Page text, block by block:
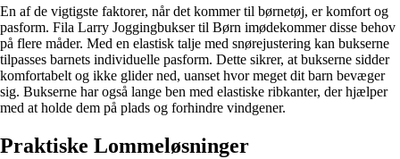
En af de vigtigste faktorer, når det kommer til børnetøj, er komfort og
pasform. Fila Larry Joggingbukser til Børn imødekommer disse behov
på flere måder. Med en elastisk talje med snørejustering kan bukserne
tilpasses barnets individuelle pasform. Dette sikrer, at bukserne sidder
komfortabelt og ikke glider ned, uanset hvor meget dit barn bevæger
sig. Bukserne har også lange ben med elastiske ribkanter, der hjælper
med at holde dem på plads og forhindre vindgener.
Praktiske Lommeløsninger